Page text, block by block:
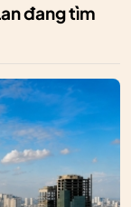
đang tìm